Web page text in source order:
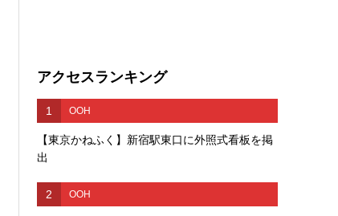
アクセスランキング
1 OOH
【東京かねふく】新宿駅東口に外照式看板を掲
出
2 OOH